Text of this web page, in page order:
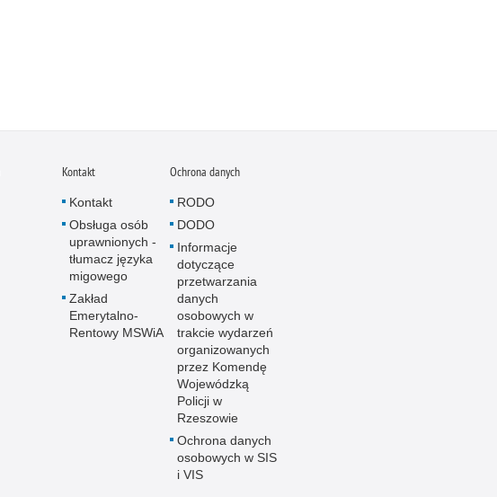
Kontakt
Kontakt
Obsługa osób
uprawnionych -
tłumacz języka
migowego
Zakład
Emerytalno-
Rentowy MSWiA
Ochrona danych
RODO
DODO
Informacje
dotyczące
przetwarzania
danych
osobowych w
trakcie wydarzeń
organizowanych
przez Komendę
Wojewódzką
Policji w
Rzeszowie
Ochrona danych
osobowych w SIS
i VIS